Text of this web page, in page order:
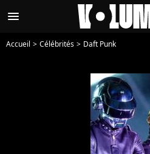
menu
Accueil Célébrités Daft Punk